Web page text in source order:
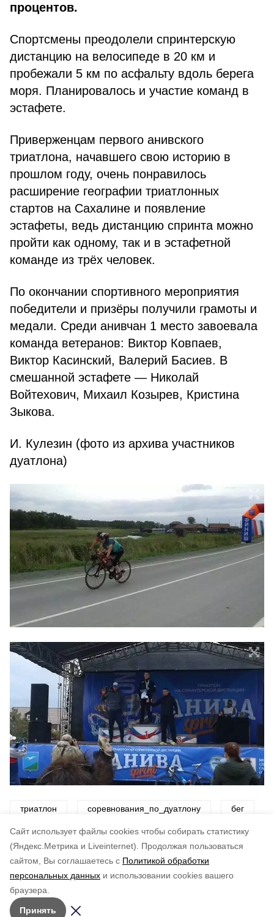
Cайт использует файлы cookies чтобы собирать статистику
(Яндекс.Метрика и Liveinternet).
Продолжая пользоваться
сайтом, Вы соглашаетесь с Политикой обработки
персональных данных и использовании cookies вашего
браузера.
Принять
процентов.
Спортсмены преодолели спринтерскую
дистанцию на велосипеде в 20 км и
пробежали 5 км по асфальту вдоль берега
моря. Планировалось и участие команд в
эстафете.
Приверженцам первого анивского
триатлона, начавшего свою историю в
прошлом году, очень понравилось
расширение географии триатлонных
стартов на Сахалине и появление
эстафеты, ведь дистанцию спринта можно
пройти как одному, так и в эстафетной
команде из трёх человек.
По окончании спортивного мероприятия
победители и призёры получили грамоты и
медали. Среди анивчан 1 место завоевала
команда ветеранов: Виктор Ковпаев,
Виктор Касинский, Валерий Басиев. В
смешанной эстафете — Николай
Войтехович, Михаил Козырев, Кристина
Зыкова.
И. Кулезин (фото из архива участников
дуатлона)
триатлон соревнования_по_дуатлону бег
Авторы: ADMIN admin
по оценке
5